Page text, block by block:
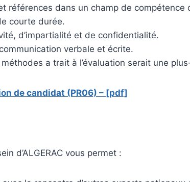
références dans un champ de compétence
courte durée.
d’impartialité et de confidentialité.
verbale et écrite.
a trait à l’évaluation serait une
de candidat (PR06) – [pdf]
d’ALGERAC vous permet :